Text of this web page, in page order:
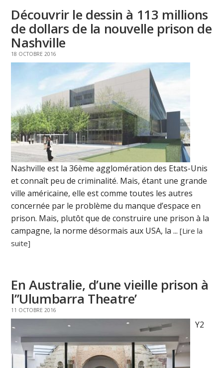
Découvrir le dessin à 113 millions
de dollars de la nouvelle prison de
Nashville
18 OCTOBRE 2016
Nashville est la 36ème agglomération des Etats-Unis
et connaît peu de criminalité. Mais, étant une grande
ville américaine, elle est comme toutes les autres
concernée par le problème du manque d’espace en
prison. Mais, plutôt que de construire une prison à la
campagne, la norme désormais aux USA, la ...[Lire la
suite]
En Australie, d’une vieille prison à
l’’Ulumbarra Theatre’
11 OCTOBRE 2016
Y2